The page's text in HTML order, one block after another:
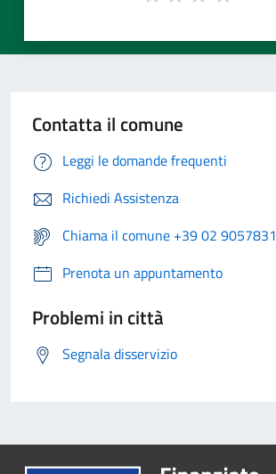
Contatta il comune
Leggi le domande frequenti
Richiedi Assistenza
Chiama il comune +39 02 9057831
Prenota un appuntamento
Problemi in città
Segnala disservizio